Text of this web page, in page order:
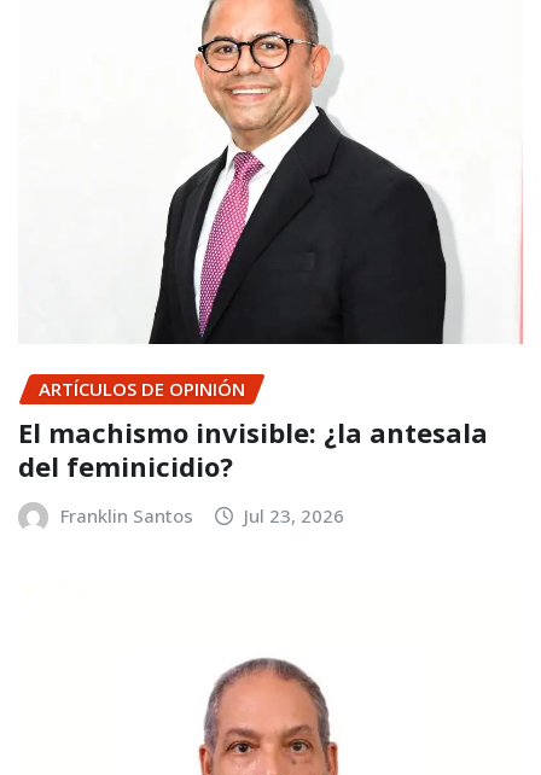
ARTÍCULOS DE OPINIÓN
El machismo invisible: ¿la antesala
del feminicidio?
Franklin Santos Jul 23, 2026